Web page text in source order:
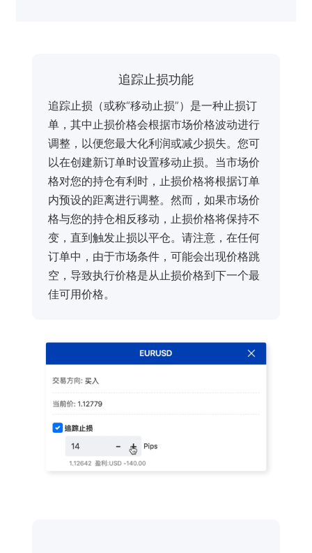
追踪止损功能
追踪止损（或称“移动止损”）是一种止损订
单，其中止损价格会根据市场价格波动进行
调整，以便您最大化利润或减少损失。您可
以在创建新订单时设置移动止损。当市场价
格对您的持仓有利时，止损价格将根据订单
内预设的距离进行调整。然而，如果市场价
格与您的持仓相反移动，止损价格将保持不
变，直到触发止损以平仓。请注意，在任何
订单中，由于市场条件，可能会出现价格跳
空，导致执行价格是从止损价格到下一个最
佳可用价格。